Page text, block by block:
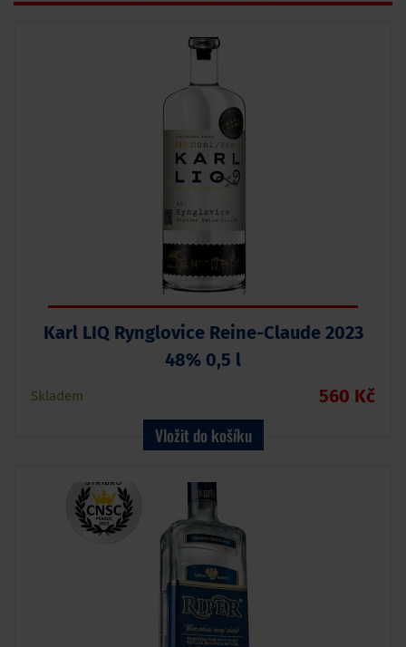
Karl LIQ Rynglovice Reine-Claude 2023
48% 0,5 l
Skladem 560 Kč
Vložit do košíku